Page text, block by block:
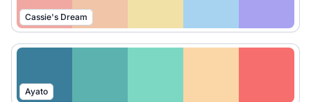
Cassie's Dream
Ayato